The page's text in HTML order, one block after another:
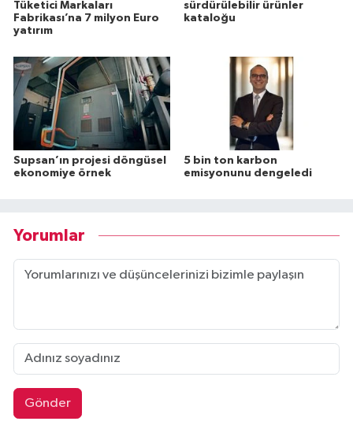
Tüketici Markaları
Fabrikası’na 7 milyon Euro
yatırım
sürdürülebilir ürünler
kataloğu
Supsan’ın projesi döngüsel
ekonomiye örnek
5 bin ton karbon
emisyonunu dengeledi
Yorumlar
Gönder